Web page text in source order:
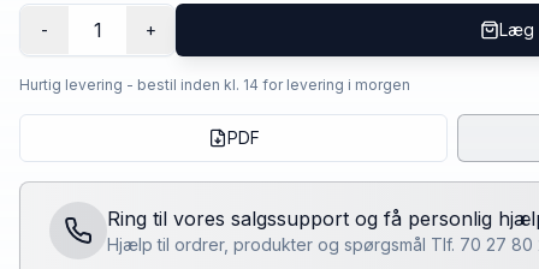
- 1 + Læg
Hurtig levering - bestil inden kl. 14 for levering i morgen
PDF
Ring til vores salgssupport og få personlig
Hjælp til ordrer, produkter og spørgsmål Tlf. 70 27 80